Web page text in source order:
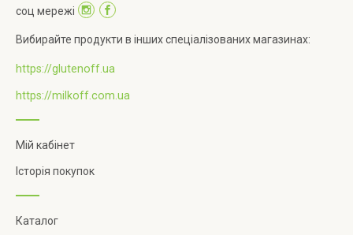
соц мережі
Вибирайте продукти в інших спеціалізованих магазинах:
https://glutenoff.ua
https://milkoff.com.ua
Мій кабінет
Історія покупок
Каталог